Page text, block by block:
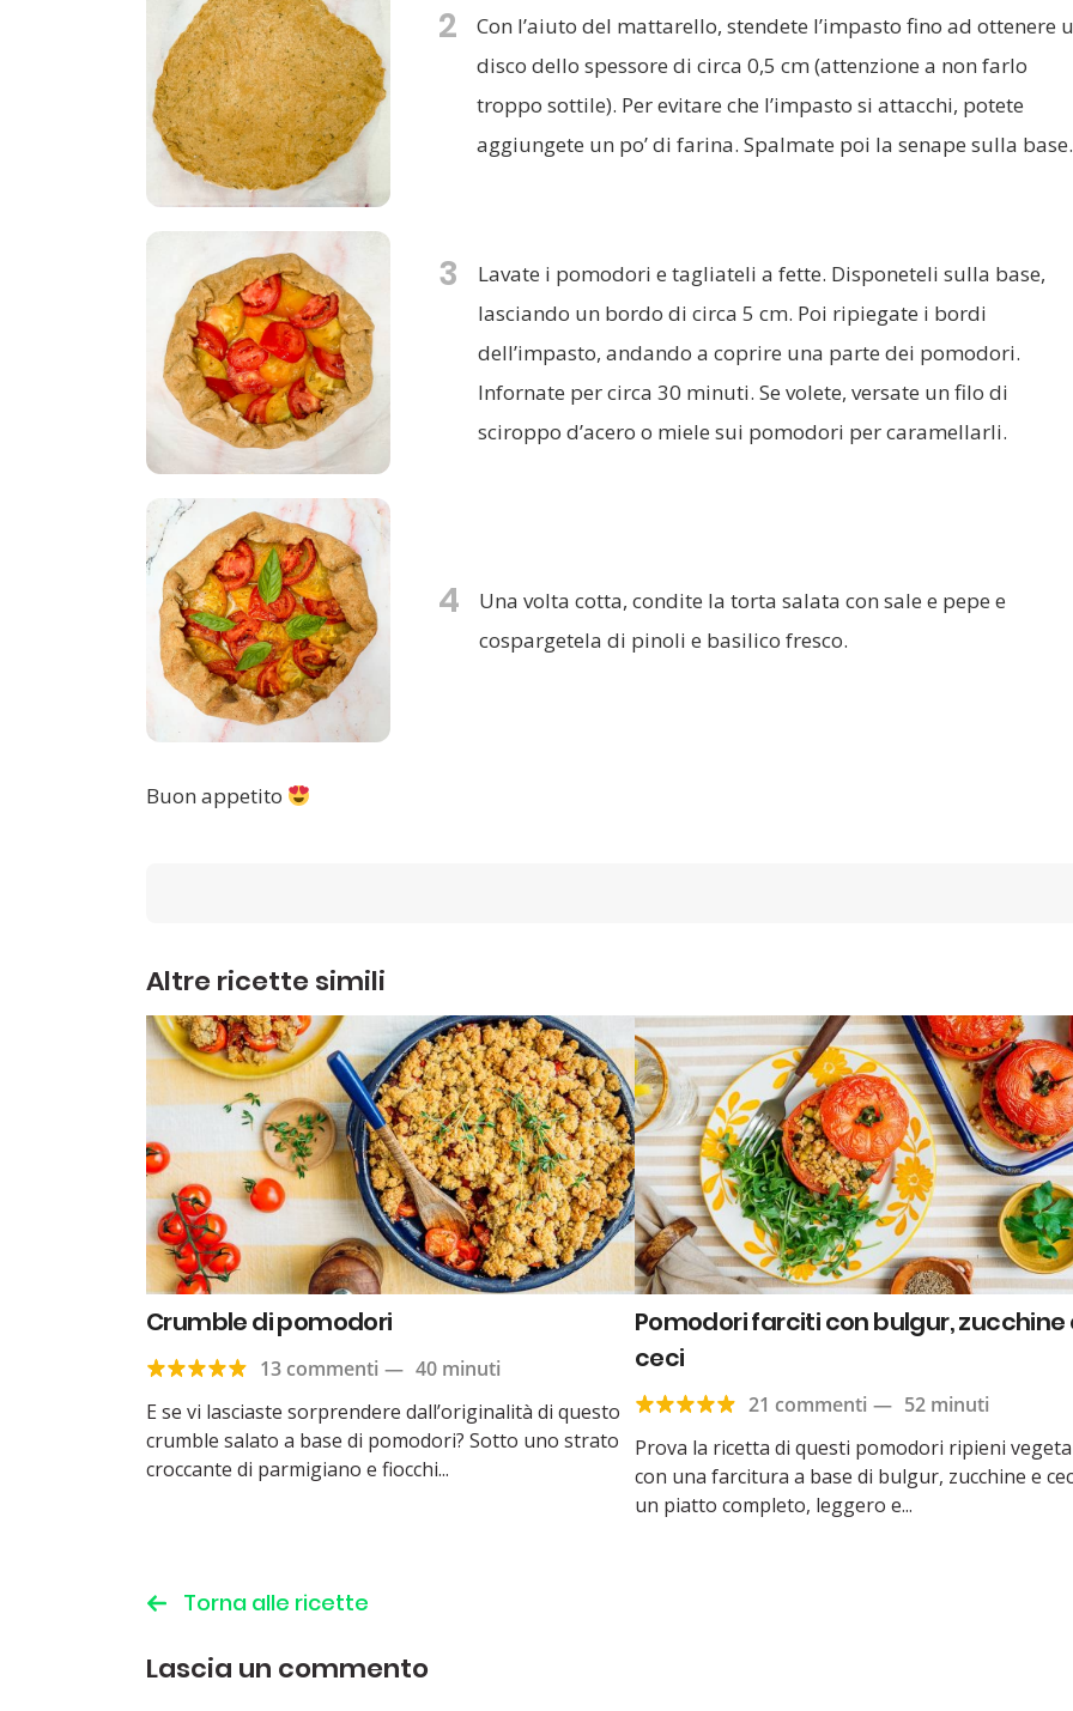
2
Con l’aiuto del mattarello, stendete l’impasto fino ad ottenere
disco dello spessore di circa 0,5 cm (attenzione a non farlo
troppo sottile). Per evitare che l’impasto si attacchi, potete
aggiungete un po’ di farina. Spalmate poi la senape sulla base.
3
Lavate i pomodori e tagliateli a fette. Disponeteli sulla base,
lasciando un bordo di circa 5 cm. Poi ripiegate i bordi
dell’impasto, andando a coprire una parte dei pomodori.
Infornate per circa 30 minuti. Se volete, versate un filo di
sciroppo d’acero o miele sui pomodori per caramellarli.
4
Una volta cotta, condite la torta salata con sale e pepe e
cospargetela di pinoli e basilico fresco.
Buon appetito
Altre ricette simili
Crumble di pomodori
13 commenti — 40 minuti
E se vi lasciaste sorprendere dall’originalità di questo
crumble salato a base di pomodori? Sotto uno strato
croccante di parmigiano e fiocchi...
Pomodori farciti con bulgur, zucchine
ceci
21 commenti — 52 minuti
Prova la ricetta di questi pomodori ripieni
con una farcitura a base di bulgur, zucchine e
un piatto completo, leggero e...
Torna alle ricette
Lascia un commento